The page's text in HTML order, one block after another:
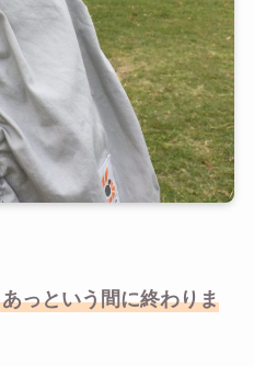
あっという間に終わりま